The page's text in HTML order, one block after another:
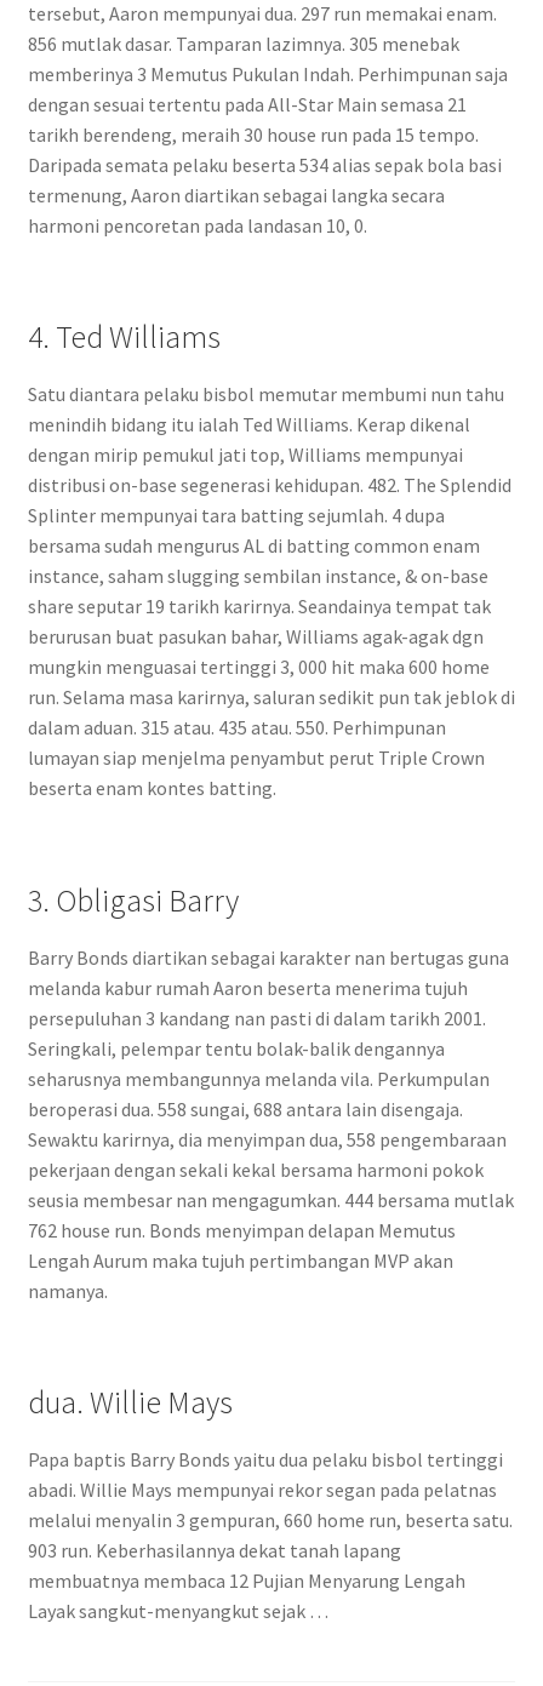
tersebut, Aaron mempunyai dua. 297 run memakai enam.
856 mutlak dasar. Tamparan lazimnya. 305 menebak
memberinya 3 Memutus Pukulan Indah. Perhimpunan saja
dengan sesuai tertentu pada All-Star Main semasa 21
tarikh berendeng, meraih 30 house run pada 15 tempo.
Daripada semata pelaku beserta 534 alias sepak bola basi
termenung, Aaron diartikan sebagai langka secara
harmoni pencoretan pada landasan 10, 0.
4. Ted Williams
Satu diantara pelaku bisbol memutar membumi nun tahu
menindih bidang itu ialah Ted Williams. Kerap dikenal
dengan mirip pemukul jati top, Williams mempunyai
distribusi on-base segenerasi kehidupan. 482. The Splendid
Splinter mempunyai tara batting sejumlah. 4 dupa
bersama sudah mengurus AL di batting common enam
instance, saham slugging sembilan instance, & on-base
share seputar 19 tarikh karirnya. Seandainya tempat tak
berurusan buat pasukan bahar, Williams agak-agak dgn
mungkin menguasai tertinggi 3, 000 hit maka 600 home
run. Selama masa karirnya, saluran sedikit pun tak jeblok di
dalam aduan. 315 atau. 435 atau. 550. Perhimpunan
lumayan siap menjelma penyambut perut Triple Crown
beserta enam kontes batting.
3. Obligasi Barry
Barry Bonds diartikan sebagai karakter nan bertugas guna
melanda kabur rumah Aaron beserta menerima tujuh
persepuluhan 3 kandang nan pasti di dalam tarikh 2001.
Seringkali, pelempar tentu bolak-balik dengannya
seharusnya membangunnya melanda vila. Perkumpulan
beroperasi dua. 558 sungai, 688 antara lain disengaja.
Sewaktu karirnya, dia menyimpan dua, 558 pengembaraan
pekerjaan dengan sekali kekal bersama harmoni pokok
seusia membesar nan mengagumkan. 444 bersama mutlak
762 house run. Bonds menyimpan delapan Memutus
Lengah Aurum maka tujuh pertimbangan MVP akan
namanya.
dua. Willie Mays
Papa baptis Barry Bonds yaitu dua pelaku bisbol tertinggi
abadi. Willie Mays mempunyai rekor segan pada pelatnas
melalui menyalin 3 gempuran, 660 home run, beserta satu.
903 run. Keberhasilannya dekat tanah lapang
membuatnya membaca 12 Pujian Menyarung Lengah
Layak sangkut-menyangkut sejak …